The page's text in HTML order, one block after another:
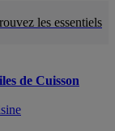
les essentiels
de Cuisson